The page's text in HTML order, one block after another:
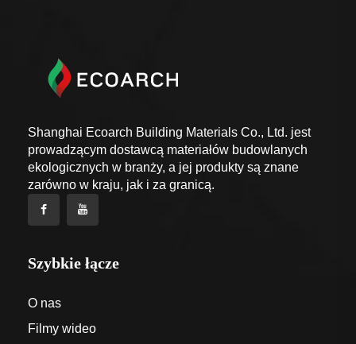
Shanghai Ecoarch Building Materials Co., Ltd. jest
prowadzącym dostawcą materiałów budowlanych
ekologicznych w branży, a jej produkty są znane
zarówno w kraju, jak i za granicą.
Szybkie łącze
O nas
Filmy wideo